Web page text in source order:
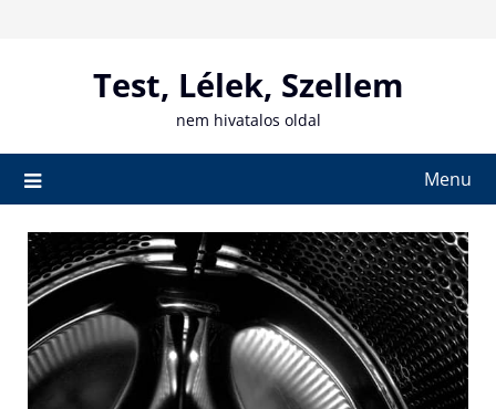
Test, Lélek, Szellem
nem hivatalos oldal
Menu